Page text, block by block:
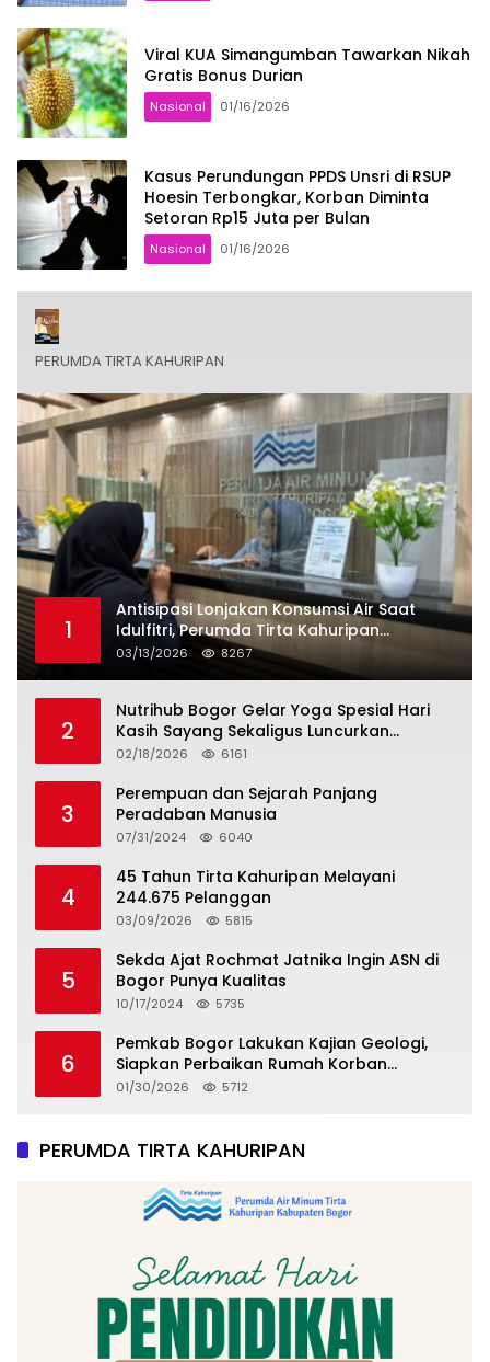
Viral KUA Simangumban Tawarkan Nikah
Gratis Bonus Durian
Nasional 01/16/2026
Kasus Perundungan PPDS Unsri di RSUP
Hoesin Terbongkar, Korban Diminta
Setoran Rp15 Juta per Bulan
Nasional 01/16/2026
PERUMDA TIRTA KAHURIPAN
1
Antisipasi Lonjakan Konsumsi Air Saat
Idulfitri, Perumda Tirta Kahuripan
Berlakukan Status Siaga Lebaran
03/13/2026 8267
2
Nutrihub Bogor Gelar Yoga Spesial Hari
Kasih Sayang Sekaligus Luncurkan
Tropicana Slim Beras Porang Golden Ube
02/18/2026 6161
3
Perempuan dan Sejarah Panjang
Peradaban Manusia
07/31/2024 6040
4
45 Tahun Tirta Kahuripan Melayani
244.675 Pelanggan
03/09/2026 5815
5
Sekda Ajat Rochmat Jatnika Ingin ASN di
Bogor Punya Kualitas
10/17/2024 5735
6
Pemkab Bogor Lakukan Kajian Geologi,
Siapkan Perbaikan Rumah Korban
Pergeseran Tanah
01/30/2026 5712
PERUMDA TIRTA KAHURIPAN